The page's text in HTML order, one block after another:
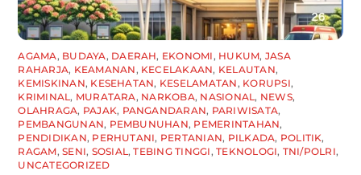
AGAMA, BUDAYA, DAERAH, EKONOMI , HUKUM, JASA
RAHARJA, KEAMANAN , KECELAKAAN, KELAUTAN,
KEMISKINAN, KESEHATAN, KESELAMATAN , KORUPSI,
KRIMINAL , MURATARA, NARKOBA, NASIONAL , NEWS,
OLAHRAGA, PAJAK, PANGANDARAN, PARIWISATA,
PEMBANGUNAN, PEMBUNUHAN, PEMERINTAHAN,
PENDIDIKAN, PERHUTANI, PERTANIAN, PILKADA, POLITIK,
RAGAM,SENI, SOSIAL ,TEBING TINGGI ,TEKNOLOGI, TNI/POLRI,
UNCATEGORIZED